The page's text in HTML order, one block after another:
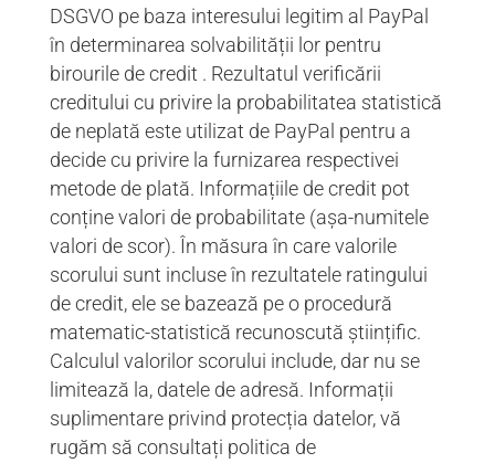
DSGVO pe baza interesului legitim al PayPal
în determinarea solvabilității lor pentru
birourile de credit . Rezultatul verificării
creditului cu privire la probabilitatea statistică
de neplată este utilizat de PayPal pentru a
decide cu privire la furnizarea respectivei
metode de plată. Informațiile de credit pot
conține valori de probabilitate (așa-numitele
valori de scor). În măsura în care valorile
scorului sunt incluse în rezultatele ratingului
de credit, ele se bazează pe o procedură
matematic-statistică recunoscută științific.
Calculul valorilor scorului include, dar nu se
limitează la, datele de adresă. Informații
suplimentare privind protecția datelor, vă
rugăm să consultați politica de